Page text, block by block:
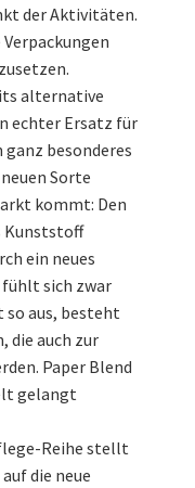
der Aktivitäten.
alternative
echter Ersatz für
besonderes
Sorte
kommt: Den
Kunststoff
ein neues
fühlt sich zwar
so aus, besteht
die auch zur
Paper Blend
gelangt
Reihe stellt
die neue